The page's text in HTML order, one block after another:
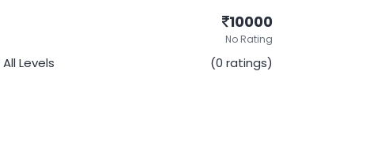
All Levels
10000
No Rating
(0 ratings)